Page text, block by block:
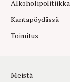
Alkoholipolitiikka
Kantapöydässä
Toimitus
Meistä